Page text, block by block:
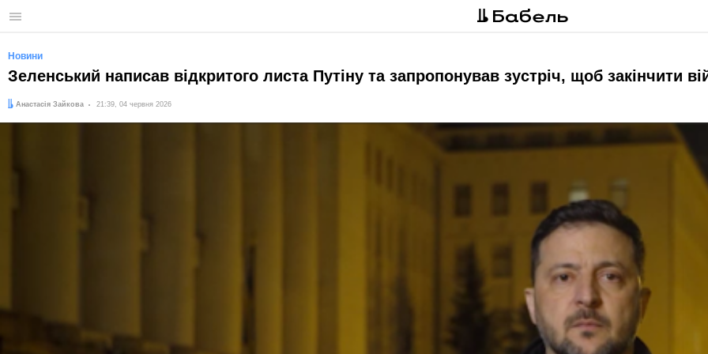
Меню
Новини
Зеленський написав відкритого листа Путіну та запропонував зустріч, щоб закінчити
Автор:
Анастасія Зайкова
Дата: 21:39, 04 червня 2026